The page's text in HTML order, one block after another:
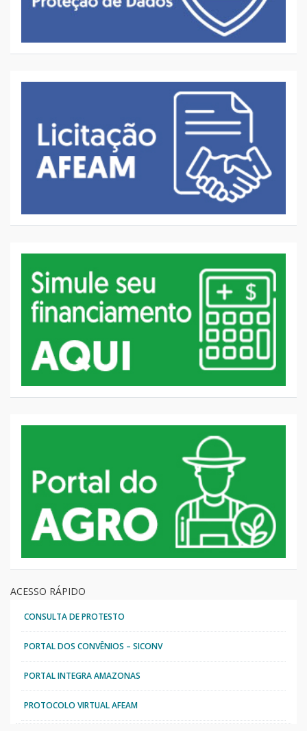
ACESSO RÁPIDO
CONSULTA DE PROTESTO
PORTAL DOS CONVÊNIOS – SICONV
PORTAL INTEGRA AMAZONAS
PROTOCOLO VIRTUAL AFEAM